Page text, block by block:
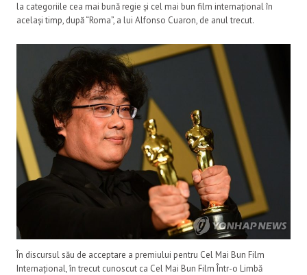
la categoriile cea mai bună regie și cel mai bun film internațional în
același timp, după “Roma”, a lui Alfonso Cuaron, de anul trecut.
În discursul său de acceptare a premiului pentru Cel Mai Bun Film
Internațional, în trecut cunoscut ca Cel Mai Bun Film Într-o Limbă